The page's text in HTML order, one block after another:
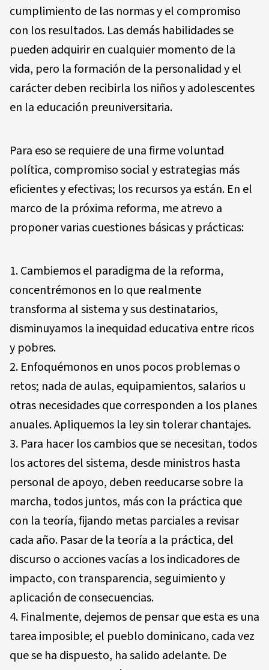
cumplimiento de las normas y el compromiso
con los resultados. Las demás habilidades se
pueden adquirir en cualquier momento de la
vida, pero la formación de la personalidad y el
carácter deben recibirla los niños y adolescentes
en la educación preuniversitaria.
Para eso se requiere de una firme voluntad
política, compromiso social y estrategias más
eficientes y efectivas; los recursos ya están. En el
marco de la próxima reforma, me atrevo a
proponer varias cuestiones básicas y prácticas:
Cambiemos el paradigma de la reforma,
concentrémonos en lo que realmente
transforma al sistema y sus destinatarios,
disminuyamos la inequidad educativa entre ricos
y pobres.
Enfoquémonos en unos pocos problemas o
retos; nada de aulas, equipamientos, salarios u
otras necesidades que corresponden a los planes
anuales. Apliquemos la ley sin tolerar chantajes.
Para hacer los cambios que se necesitan, todos
los actores del sistema, desde ministros hasta
personal de apoyo, deben reeducarse sobre la
marcha, todos juntos, más con la práctica que
con la teoría, fijando metas parciales a revisar
cada año. Pasar de la teoría a la práctica, del
discurso o acciones vacías a los indicadores de
impacto, con transparencia, seguimiento y
aplicación de consecuencias.
Finalmente, dejemos de pensar que esta es una
tarea imposible; el pueblo dominicano, cada vez
que se ha dispuesto, ha salido adelante. De